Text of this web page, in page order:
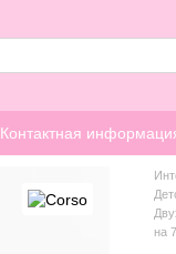
Контактная
на